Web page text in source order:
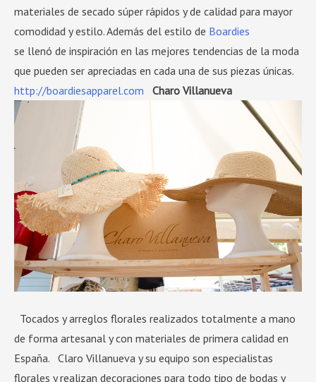
materiales de secado súper rápidos y de calidad para mayor
comodidad y estilo. Además del estilo de Boardies
se llenó de inspiración en las mejores tendencias de la moda
que pueden ser apreciadas en cada una de sus piezas únicas.
http://boardiesapparel.com
Charo Villanueva
Tocados y arreglos florales realizados totalmente a mano
de forma artesanal y con materiales de primera calidad en
España. Claro Villanueva y su equipo son especialistas
florales y realizan decoraciones para todo tipo de bodas y